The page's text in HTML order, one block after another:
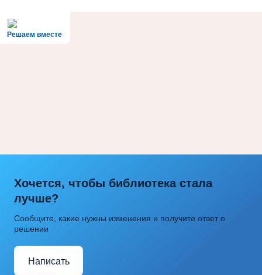
Решаем вместе
Хочется, чтобы библиотека стала
лучше?
Сообщите, какие нужны изменения и получите ответ о
решении
Написать